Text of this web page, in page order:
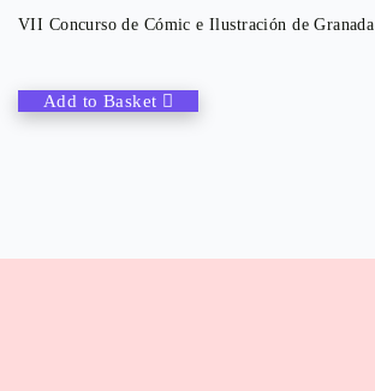
VII Concurso de Cómic e Ilustración de Granada
Add to Basket